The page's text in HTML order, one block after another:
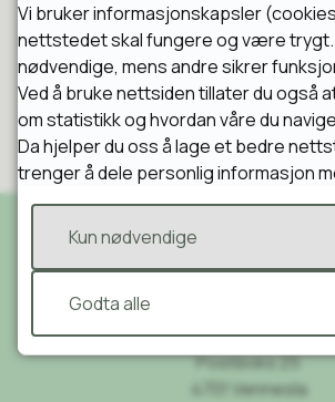
Ja Nei
Vennesla kommune
Postboks 25
4701 Vennesla
Vi bruker informasjonskapsler
nettstedet skal fungere og være trygt.
nødvendige, mens andre sikrer
Ved å bruke nettsiden tillater du også
om statistikk og hvordan våre du
Da hjelper du oss å lage et bedre
trenger å dele personlig informasjon
Kun nødvendige
Godta alle